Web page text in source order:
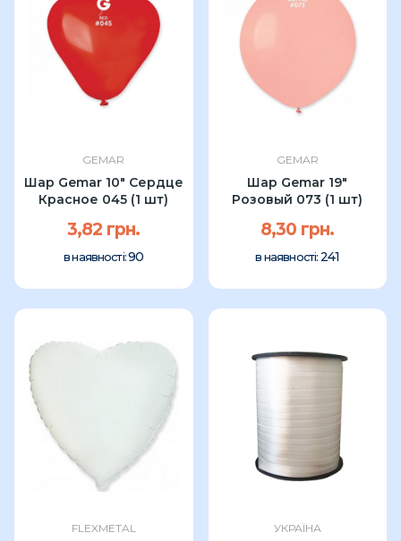
GEMAR
Шар Gemar 10" Сердце
Красное 045 (1 шт)
3,82 грн.
в наявності:90
GEMAR
Шар Gemar 19"
Розовый 073 (1 шт)
8,30 грн.
в наявності: 241
FLEXMETAL УКРАЇНА